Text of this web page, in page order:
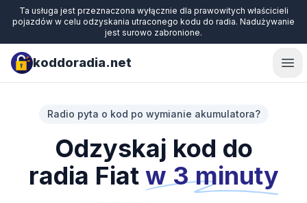
Ta usługa jest przeznaczona wyłącznie dla prawowitych właścicieli
pojazdów w celu odzyskania utraconego kodu do radia. Nadużywanie
jest surowo zabronione.
koddoradia.net
Radio pyta o kod po wymianie akumulatora?
Odzyskaj kod do
radia Fiat w 3 minuty